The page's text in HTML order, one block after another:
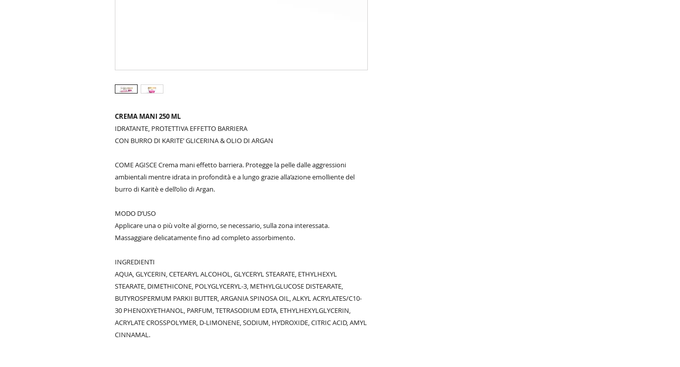
CREMA MANI 250 ML
IDRATANTE, PROTETTIVA EFFETTO BARRIERA
CON BURRO DI KARITE’ GLICERINA & OLIO DI ARGAN
COME AGISCE Crema mani effetto barriera. Protegge la pelle dalle aggressioni
ambientali mentre idrata in profondità e a lungo grazie alla’azione emolliente del
burro di Karitè e dell’olio di Argan.
MODO D’USO
Applicare una o più volte al giorno, se necessario, sulla zona interessata.
Massaggiare delicatamente fino ad completo assorbimento.
INGREDIENTI
AQUA, GLYCERIN, CETEARYL ALCOHOL, GLYCERYL STEARATE, ETHYLHEXYL
STEARATE, DIMETHICONE, POLYGLYCERYL-3, METHYLGLUCOSE DISTEARATE,
BUTYROSPERMUM PARKII BUTTER, ARGANIA SPINOSA OIL, ALKYL ACRYLATES/C10-
30 PHENOXYETHANOL, PARFUM, TETRASODIUM EDTA, ETHYLHEXYLGLYCERIN,
ACRYLATE CROSSPOLYMER, D-LIMONENE, SODIUM, HYDROXIDE, CITRIC ACID, AMYL
CINNAMAL.